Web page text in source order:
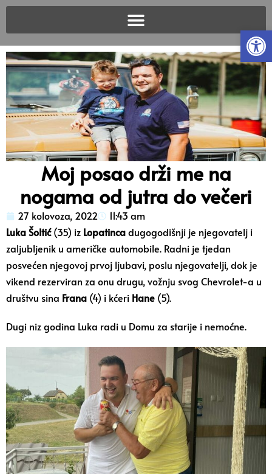
Moj posao drži me na
nogama od jutra do večeri
27 kolovoza, 2022
11:43 am
Luka Šoltić(35) iz Lopatincadugogodišnji je njegovatelj i
zaljubljenik u američke automobile. Radni je tjedan
posvećen njegovoj prvoj ljubavi, poslu njegovatelji, dok je
vikend rezerviran za onu drugu, vožnju svog Chevrolet-a u
društvu sina Frana (4) i kćeri Hane (5).
Dugi niz godina Luka radi u Domu za starije i nemoćne.